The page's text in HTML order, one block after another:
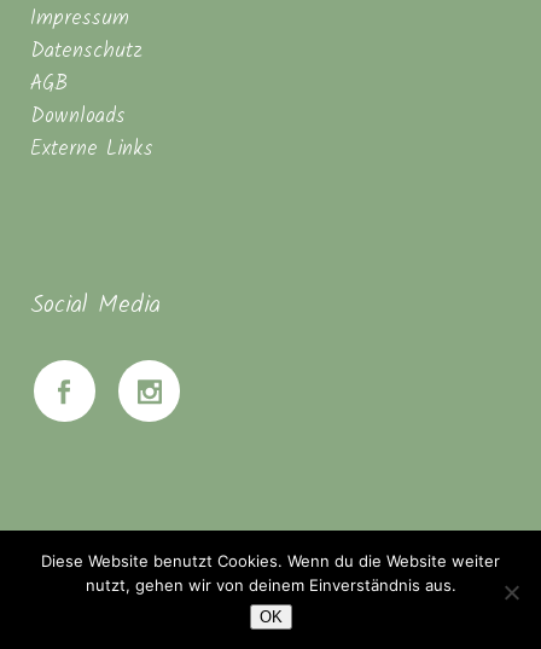
Impressum
Datenschutz
AGB
Downloads
Externe Links
Social Media
© Seminarhaus Mahanbir - Zwischen Hannover & Braunschweig
Diese Website benutzt Cookies. Wenn du die Website weiter
nutzt, gehen wir von deinem Einverständnis aus.
OK